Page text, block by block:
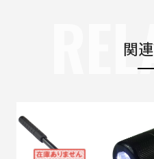
関